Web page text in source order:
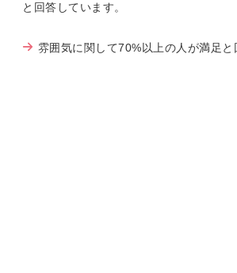
と回答しています。
雰囲気に関して70%以上の人が満足と